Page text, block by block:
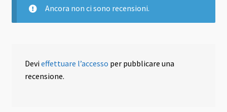
Ancora non ci sono recensioni.
Devieffettuare l’accesso per pubblicare una
recensione.